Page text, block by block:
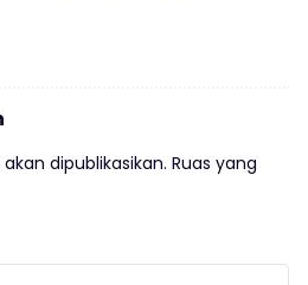
dipublikasikan. Ruas yang